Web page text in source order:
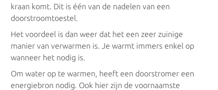
kraan komt. Dit is één van de nadelen van een
doorstroomtoestel.
Het voordeel is dan weer dat het een zeer zuinige
manier van verwarmen is. Je warmt immers enkel op
wanneer het nodig is.
Om water op te warmen, heeft een doorstromer een
energiebron nodig. Ook hier zijn de voornaamste